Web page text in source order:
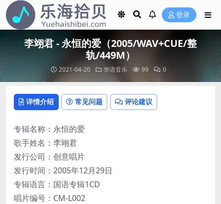
登录
李翊君 - 永恒的爱（2005/WAV+CUE/整
轨/449M）
2021-04-20 华语音乐 99 0
详情介绍 常见问题 评论建议
专辑名称：永恒的爱
歌手姓名：李翊君
发行公司：创意唱片
发行时间：2005年12月29日
专辑语言：国语专辑1CD
唱片编号：CM-L002